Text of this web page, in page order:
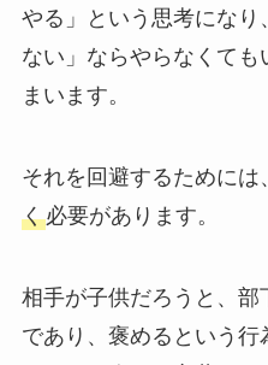
やる」という思考にな
ない」ならやらなくても
まいます。
それを回避するためには、
く必要があります。
相手が子供だろうと、
であり、褒めるという行